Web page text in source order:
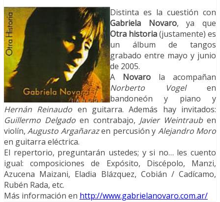
Distinta es la cuestión con
Gabriela Novaro, ya que
Otra historia(justamente) es
un álbum de tangos
grabado entre mayo y junio
de 2005.
A Novaro la acompañan
Norberto Vogelen
bandoneón y piano y
Hernán Reinaudo en guitarra. Además hay invitados:
Guillermo Delgado en contrabajo, Javier Weintrauben
violín,Augusto Argañarazen percusión y Alejandro Moro
en guitarra eléctrica.
El repertorio, preguntarán ustedes; y si no… les cuento
igual: composiciones de Expósito, Discépolo, Manzi,
Azucena Maizani, Eladia Blázquez, Cobián / Cadícamo,
Rubén Rada, etc.
Más información en http://www.gabrielanovaro.com.ar/